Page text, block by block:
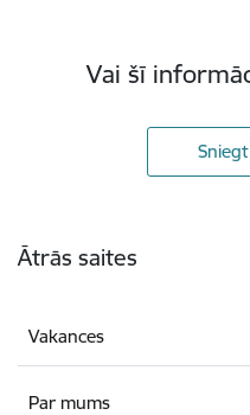
Vai šī
Ātrās saites
Vakances
Par mums